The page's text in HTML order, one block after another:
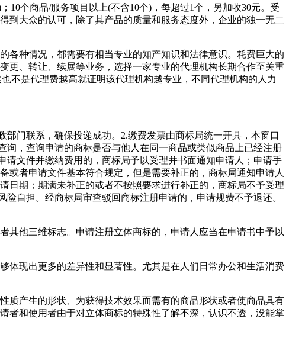
10个商品/服务项目以上(不含10个)，每超过1个，另加收30元。受
到大众的认可，除了其产品的质量和服务态度外，企业的独一无二
各种情况，都需要有相当专业的知产知识和法律意识。耗费巨大的
更、转让、续展等业务，选择一家专业的代理机构长期合作至关重
不是代理费越高就证明该代理机构越专业，不同代理机构的人力
门联系，确保投递成功。2.缴费发票由商标局统一开具，本窗口
，查询申请的商标是否与他人在同一商品或类似商品上已经注册
文件并缴纳费用的，商标局予以受理并书面通知申请人；申请手
者申请文件基本符合规定，但是需要补正的，商标局通知申请人
日期；期满未补正的或者不按照要求进行补正的，商标局不予受理
自担。经商标局审查驳回商标注册申请的，申请规费不予退还。
其他三维标志。申请注册立体商标的，申请人应当在申请书中予以
体现出更多的差异性和显著性。尤其是在人们日常办公和生活消费
质产生的形状、为获得技术效果而需有的商品形状或者使商品具有
者和使用者由于对立体商标的特殊性了解不深，认识不透，没能掌